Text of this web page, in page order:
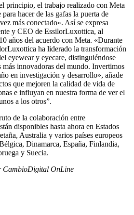
principio, el trabajo realizado con Meta
hacer de las gafas la puerta de
más conectado». Así se expresa
y CEO de EssilorLuxottica, al
años del acuerdo con Meta. «Durante
ha liderado la transformación
eyewear y eyecare, distinguiéndose
más innovadoras del mundo. Invertimos
en investigación y desarrollo», añade
que mejoren la calidad de vida de
e influyan en nuestra forma de ver el
a los otros”.
de la colaboración entre
disponibles hasta ahora en Estados
Australia y varios países europeos
Dinamarca, España, Finlandia,
y Suecia.
CambioDigital OnLine